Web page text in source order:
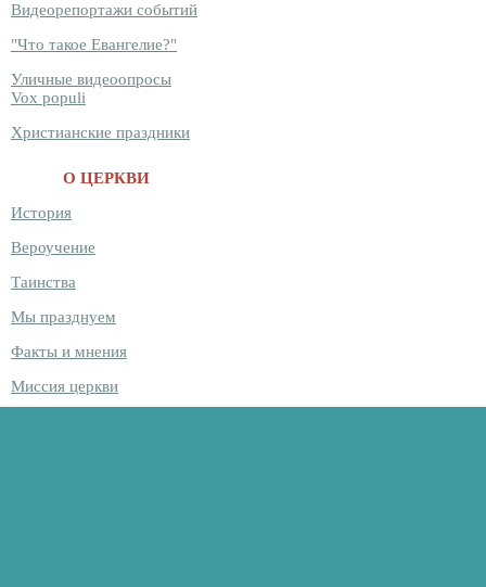
Видеорепортажи событий
"Что такое Евангелие?"
Уличные видеоопросы
Vox populi
Христианские праздники
О ЦЕРКВИ
История
Вероучение
Таинства
Мы празднуем
Факты и мнения
Миссия церкви